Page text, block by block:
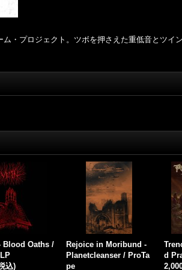
・プロジェクト。ツボを押さえた重低音とツイ
Overlord
Twilight of In
R
Blasphemous Overlord
- Sign of the Goat / Pro
CD-R